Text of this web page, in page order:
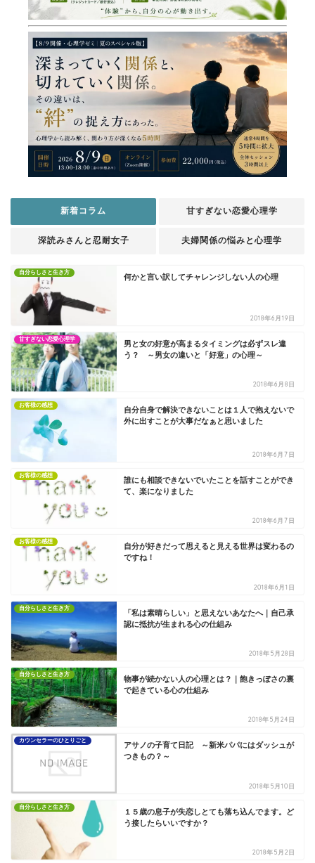
新着コラム 甘すぎない恋愛心理学
深読みさんと忍耐女子 夫婦関係の悩みと心理学
自分らしさと生き方
何かと言い訳してチャレンジしない人の心理
2018年6月19日
甘すぎない恋愛心理学
男と女の好意が高まるタイミングは必ずスレ違
う？ ～男女の違いと「好意」の心理～
2018年6月8日
お客様の感想
自分自身で解決できないことは１人で抱えないで
外に出すことが大事だなぁと思いました
2018年6月7日
お客様の感想
誰にも相談できないでいたことを話すことができ
て、楽になりました
2018年6月7日
お客様の感想
自分が好きだって思えると見える世界は変わるの
ですね！
2018年6月1日
自分らしさと生き方
「私は素晴らしい」と思えないあなたへ｜自己承
認に抵抗が生まれる心の仕組み
2018年5月28日
自分らしさと生き方
物事が続かない人の心理とは？｜飽きっぽさの裏
で起きている心の仕組み
2018年5月24日
カウンセラーのひとりごと
アサノの子育て日記 ～新米パパにはダッシュが
つきもの？～
2018年5月10日
自分らしさと生き方
１５歳の息子が失恋しとても落ち込んでます。ど
う接したらいいですか？
2018年5月2日